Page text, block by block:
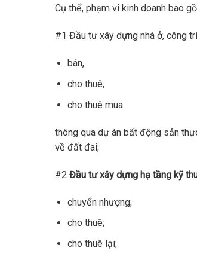
Cụ thể, phạm vi kinh doanh bao
#1 Đầu tư xây dựng nhà ở, công
bán,
cho thuê,
cho thuê mua
thông qua dự án bất động sản
về đất đai;
#2 Đầu tư xây dựng hạ tầng kỹ
chuyển nhượng;
cho thuê;
cho thuê lại;